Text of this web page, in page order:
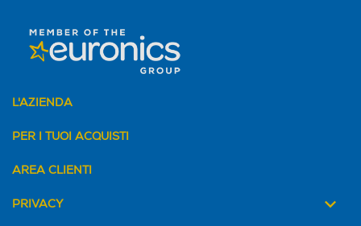
L'AZIENDA
PER I TUOI ACQUISTI
AREA CLIENTI
PRIVACY